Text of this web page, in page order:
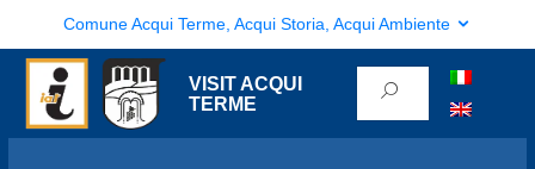
Comune Acqui Terme, Acqui Storia, Acqui Ambiente
VISIT ACQUI
TERME